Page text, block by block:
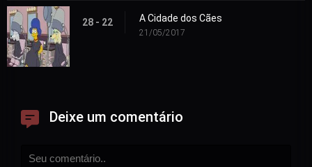
28 - 22 A Cidade dos Cães
21/05/2017
Deixe um comentário